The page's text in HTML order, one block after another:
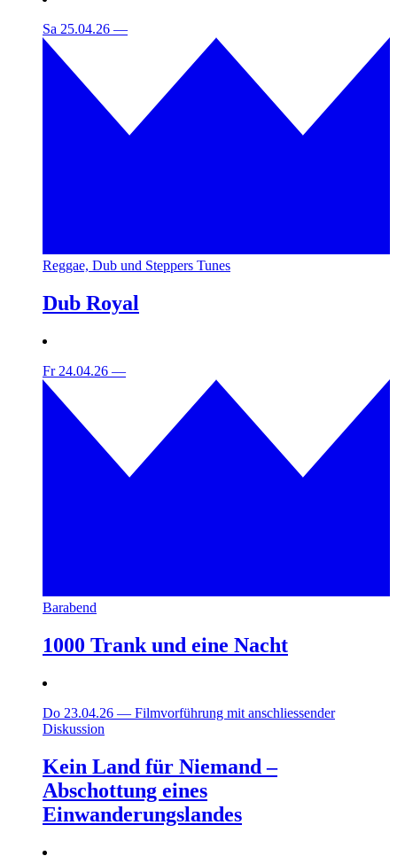
Sa 25.04.26 —
Reggae, Dub und Steppers Tunes
Dub Royal
Fr 24.04.26 —
Barabend
1000 Trank und eine Nacht
Do 23.04.26 — Filmvorführung mit anschliessender
Diskussion
Kein Land für Niemand –
Abschottung eines
Einwanderungslandes